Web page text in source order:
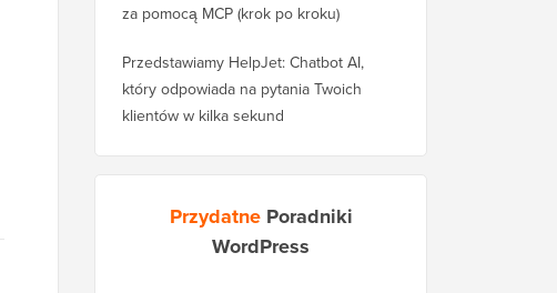
za pomocą MCP (krok po kroku)
Przedstawiamy HelpJet: Chatbot AI,
który odpowiada na pytania Twoich
klientów w kilka sekund
Przydatne Poradniki
WordPress